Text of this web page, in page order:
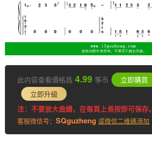
此内容查看價格爲 4.99 筝币 立即購買
立即升級
注：不要放大曲譜，在每頁上長按即可保存。
客服微信号： SQguzheng 或微信二維碼添加